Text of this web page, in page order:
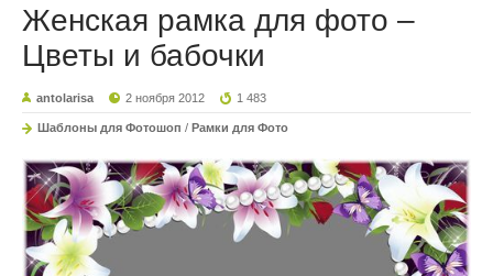
Женская рамка для фото –
Цветы и бабочки
antolarisa 2 ноября 2012 1 483
Шаблоны для Фотошоп / Рамки для Фото